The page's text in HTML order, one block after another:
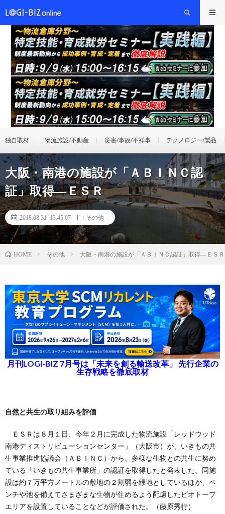
独自取材 物流施設/不動産 災害/事故/不祥事 テクノロジー/製品
大阪・南港の施設が「ＡＢＩＮＣ認
証」取得―ＥＳＲ
2018.08.31 13:45:07 その他
HOME その他 大阪・南港の施設が「ＡＢＩＮＣ認証」取得―ＥＳＲ
月刊LOGI-BIZ 7月号は「未来を創る輸送改革」 先行企業の
生存戦略を徹底取材
自然と共生の取り組みを評価
ＥＳＲは８月１日、今年２月に完成した物流施設「レッドウッド
南港ディストリビューションセンター」（大阪市）が、いきもの共
生事業推進協議会（ＡＢＩＮＣ）から、多様な生物との共生に努め
ている「いきもの共生事業所」の認証を取得したと発表した。同施
設は約７万平方メートルの敷地の２割弱を緑地としているほか、ベ
ンチや池を備えてさまざまな生物が住めるよう配慮したビオトープ
エリアを設置していることなどが評価された。（藤原秀行）